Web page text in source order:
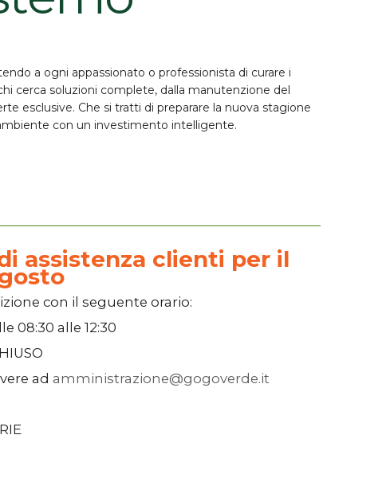
a ogni appassionato o professionista di curare i
cerca soluzioni complete, dalla manutenzione del
esclusive. Che si tratti di preparare la nuova stagione
con un investimento intelligente.
assistenza clienti per il
con il seguente orario:
08:30 alle 12:30
ad amministrazione@gogoverde.it